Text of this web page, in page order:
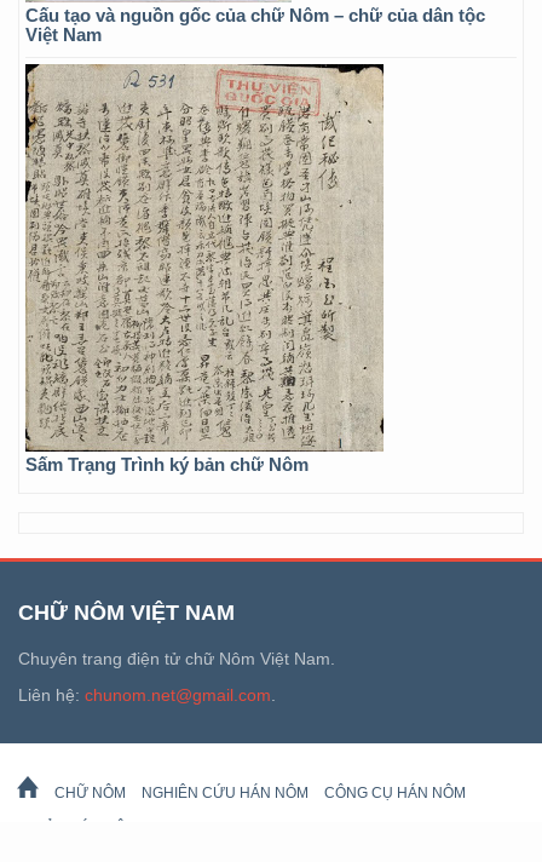
Cấu tạo và nguồn gốc của chữ Nôm – chữ của dân tộc
Việt Nam
Sấm Trạng Trình ký bản chữ Nôm
CHỮ NÔM VIỆT NAM
Chuyên trang điện tử chữ Nôm Việt Nam.
Liên hệ: chunom.net@gmail.com
CHỮ NÔM NGHIÊN CỨU HÁN NÔM CÔNG CỤ HÁN NÔM